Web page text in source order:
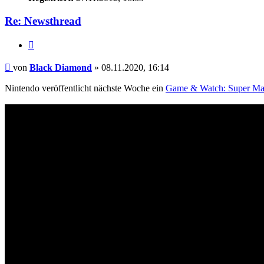
Re: Newsthread
Beitrag
von Black Diamond » 08.11.2020, 16:14
Nintendo veröffentlicht nächste Woche ein Game & Watch: Super